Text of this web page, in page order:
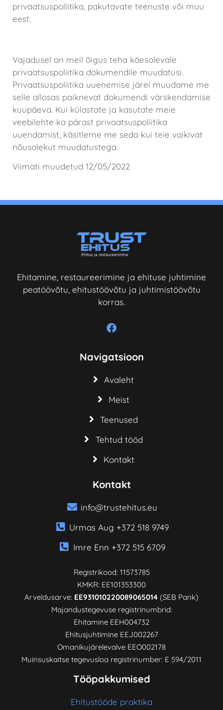
privaatsuspoliitika, pakutavate teenuste või muu
eest.
Vajadusel on meil õigus teha käesolevale
privaatsuspoliitika dokumendile muudatusi.
Privaatsuspoliitika uuenemise järel muudame me
selle allosas paiknevat dokumendi värskendamise
kuupäeva. Kui külastate ja kasutate meie
veebilehte ka pärast privaatsuspoliitika
uuendamist, käsitleme me seda kui teie vaikivat
nõusolekut muudatustega.
Viimati muudetud 12/05/2022
Ehitamine, restaureerimine ja ehituse juhtimine
peatöövõtu, ehitustöövõtu ja juhtimistöövõtu
korras.
Navigatsioon
Avaleht
Meist
Teenused
Tehtud tööd
Kontakt
Kontakt
info@trustehitus.eu
Urmas Aug +372 518 9749
Imre Enn +372 515 6709
Registrikood: 11573785
KMKR: EE101353300
Arveldusarve: EE931010220089065014 (SEB Pank)
Majandustegevuse registrinumbrid:
Ehitamine EEH004732
Ehitusjuhtimine EEJ002267
Omanikujärelevalve EEO002178
Muinsuskaitse tegevusloa registrinumber: E 594/2011
Tööpakkumised
Ehitustööde praktika